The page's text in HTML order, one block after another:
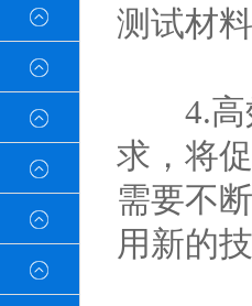
测试材
4.高效
求，将
需要不
用新的